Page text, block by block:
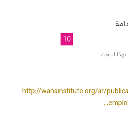
10
البحث
http://wanainstitute.org/ar/